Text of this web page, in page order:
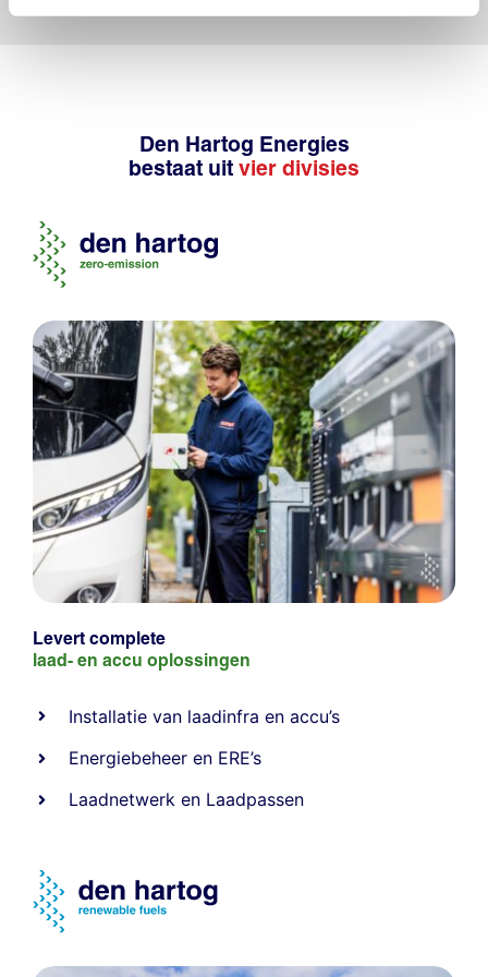
Den Hartog Energies
bestaat uit vier divisies
Levert complete
laad- en accu oplossingen
Installatie van laadinfra en accu’s
Energiebeheer en ERE’s
Laadnetwerk en Laadpassen